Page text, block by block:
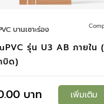
บานเซาะร่อง
รุ่น U3 AB ภายใน
บิด)
เพิ่มเติม